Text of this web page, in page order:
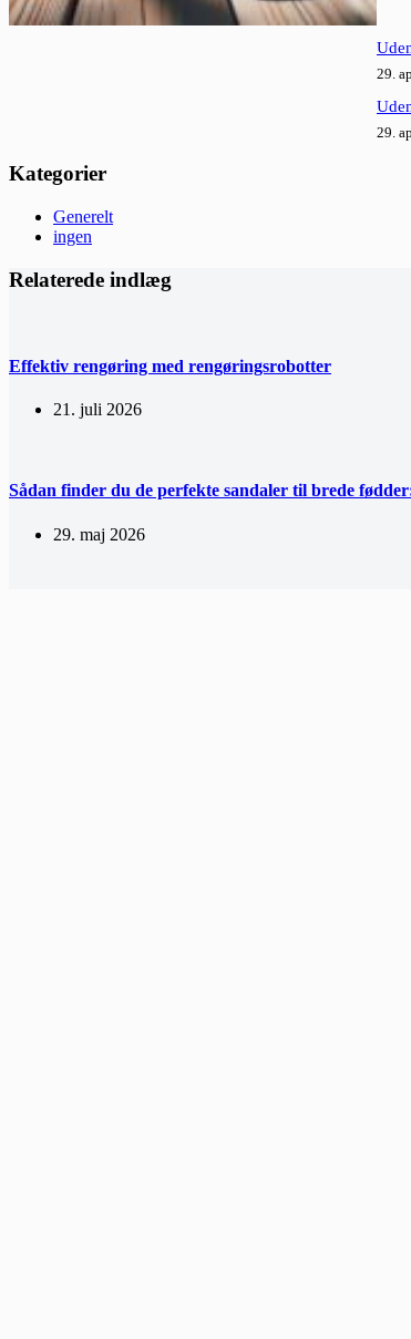
29.
29.
Kategorier
Generelt
ingen
Relaterede indlæg
Effektiv rengøring med rengøringsrobotter
21. juli 2026
Sådan finder du de perfekte sandaler til brede
29. maj 2026